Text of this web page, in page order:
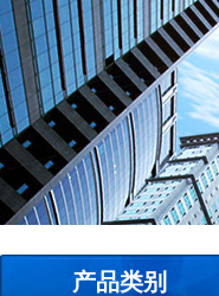
产品类别